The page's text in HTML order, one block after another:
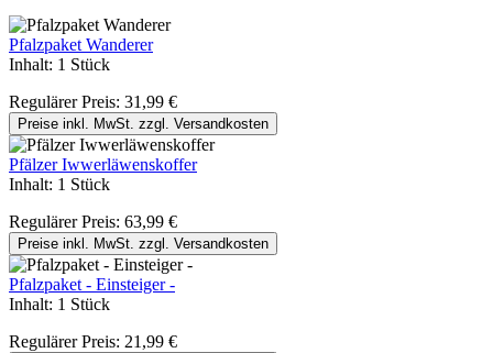
Pfalzpaket Wanderer
Inhalt: 1 Stück
Regulärer Preis: 31,99 €
Preise inkl. MwSt. zzgl. Versandkosten
Pfälzer Iwwerläwenskoffer
Inhalt: 1 Stück
Regulärer Preis: 63,99 €
Preise inkl. MwSt. zzgl. Versandkosten
Pfalzpaket - Einsteiger -
Inhalt: 1 Stück
Regulärer Preis: 21,99 €